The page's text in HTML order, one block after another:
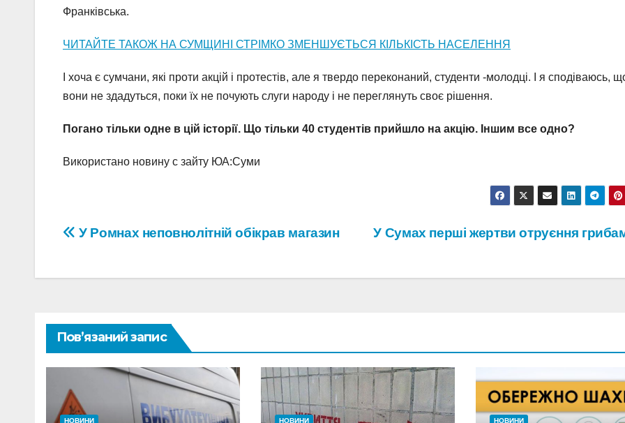
Франківська.
ЧИТАЙТЕ ТАКОЖ НА СУМЩИНІ СТРІМКО ЗМЕНШУЄТЬСЯ КІЛЬКІСТЬ НАСЕЛЕННЯ
І хоча є сумчани, які проти акцій і протестів, але я твердо переконаний, студенти -молодці. І я сподіваюсь,
вони не здадуться, поки їх не почують слуги народу і не переглянуть своє рішення.
Погано тільки одне в цій історії. Що тільки 40 студентів прийшло на акцію. Іншим все одно?
Використано новину с зайту ЮА:Суми
Навігація
У Сумах перші жертви отруєння
У Ромнах неповнолітній обікрав магазин
Пов’язаний запис
НОВИНИ НОВИНИ НОВИНИ